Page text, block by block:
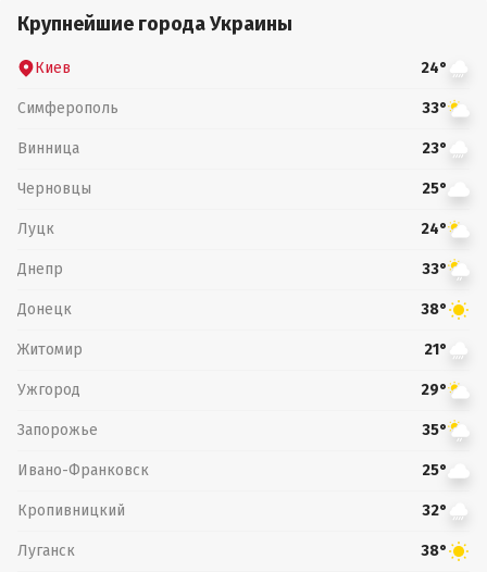
Крупнейшие города Украины
Киев 24°
Симферополь 33°
Винница 23°
Черновцы 25°
Луцк 24°
Днепр 33°
Донецк 38°
Житомир 21°
Ужгород 29°
Запорожье 35°
Ивано-Франковск 25°
Кропивницкий 32°
Луганск 38°